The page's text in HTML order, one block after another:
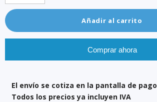
Añadir al carrito
Comprar ahora
El envío se cotiza en la pantalla de pago
Todos los precios ya incluyen IVA